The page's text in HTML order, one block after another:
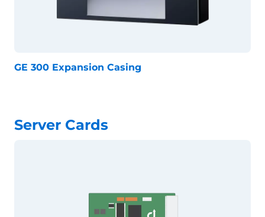
GE 300 Expansion Casing
Server Cards